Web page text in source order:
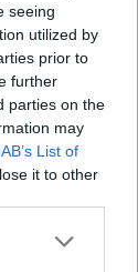
seeing
utilized by
prior to
further
parties on the
may
List of
it to other
Google
POSZT
édes
Kovács